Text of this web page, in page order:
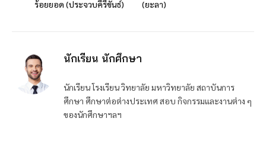
ร้อยยอด (ประจวบคีรีขันธ์) (ยะลา)
นักเรียน นักศึกษา
นักเรียน โรงเรียน วิทยาลัย มหาวิทยาลัย สถาบันการ
ศึกษา ศึกษาต่อต่างประเทศ สอบ กิจกรรมและงานต่าง ๆ
ของนักศึกษาฯลฯ